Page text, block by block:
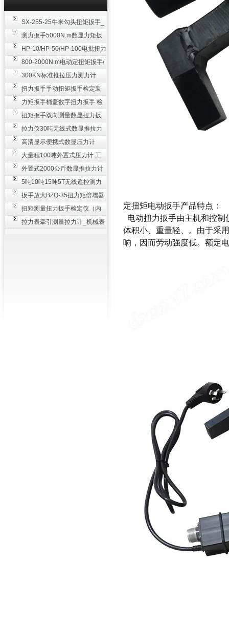
SX-255-25牛米勾头扭矩扳手_
螺栓紧固扭力扳手
测力扳手5000N.m数显力矩扳
手 非标扭力扳手工业级
HP-10/HP-50/HP-100电批扭力
测试仪,测量仪
800-2000N.m电动定扭矩扳手/
扭矩电动扳手
300KN标准推拉压力测力计
_0.3级数显压力仪
扭力扳手手动扭矩扳手检定装
置 50-100N扳手测量仪器
力矩扳手桶盖数字扭力扳手 检
测瓶盖拧紧扭矩工具
扭矩扳手双向测量数显扭力扳
手 2000N,m力矩扳手价格
拉力仪30吨无线式数显推拉力
计 数字显示测力计80T
高清显示便携式数显压力计
300N500n_手持电子测力计
大量程100吨外置式压力计 工
业用数显测力计价格
外置式2000公斤数显推拉力计
_数字拉力压力测试仪
5吨10吨15吨5T无线遥控测力
计_带遥控电子拉力计数显式
扳手放大BZQ-35扭力矩倍增器
_3500牛米扭力倍力器仪
扭矩测量扭力扳手检定仪（内
置打印） 扭矩检验仪器
拉力表牵引测量拉力计_机械表
定扭矩电动扳手产品特点：
电动扭力扳手由主机和控
体积小、重量轻、。由于采
响，因而劳动强度低。额定